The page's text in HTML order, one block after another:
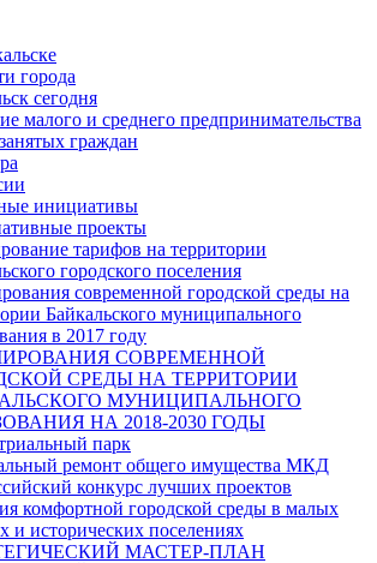
города
сегодня
малого и среднего предпринимательства
граждан
инициативы
проекты
тарифов на территории
городского поселения
современной городской среды на
Байкальского муниципального
в 2017 году
СОВРЕМЕННОЙ
СРЕДЫ НА ТЕРРИТОРИИ
МУНИЦИПАЛЬНОГО
НА 2018-2030 ГОДЫ
парк
ремонт общего имущества МКД
конкурс лучших проектов
комфортной городской среды в малых
и исторических поселениях
МАСТЕР-ПЛАН